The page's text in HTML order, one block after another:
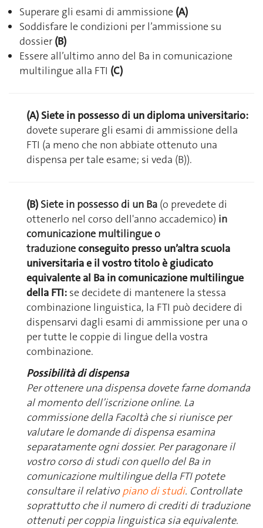
Superare gli esami di ammissione (A)
Soddisfare le condizioni per l’ammissione su
dossier (B)
Essere all’ultimo anno del Ba in comunicazione
multilingue alla FTI (C)
(A) Siete in possesso di un diploma universitario:
dovete superare gli esami di ammissione della
FTI (a meno che non abbiate ottenuto una
dispensa per tale esame; si veda (B)).
(B) Siete in possesso di un Ba (o prevedete di
ottenerlo nel corso dell'anno accademico) in
comunicazione multilingue o
traduzioneconseguito presso un’altra scuola
universitaria e il vostro titolo è giudicato
equivalente al Ba in comunicazione multilingue
della FTI: se decidete di mantenere la stessa
combinazione linguistica, la FTI può decidere di
dispensarvi dagli esami di ammissione per una o
per tutte le coppie di lingue della vostra
combinazione.
Possibilità di dispensa
Per ottenere una dispensa dovete farne domanda
al momento dell’iscrizione online. La
commissione della Facoltà che si riunisce per
valutare le domande di dispensa esamina
separatamente ogni dossier. Per paragonare il
vostro corso di studi con quello del Ba in
comunicazione multilingue della FTI potete
consultare il relativopiano di studi. Controllate
soprattutto che il numero di crediti di traduzione
ottenuti per coppia linguistica sia equivalente.